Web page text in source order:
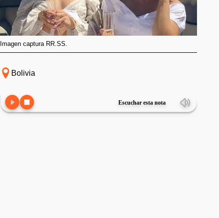
Imagen captura RR.SS.
Bolivia
Escuchar esta nota